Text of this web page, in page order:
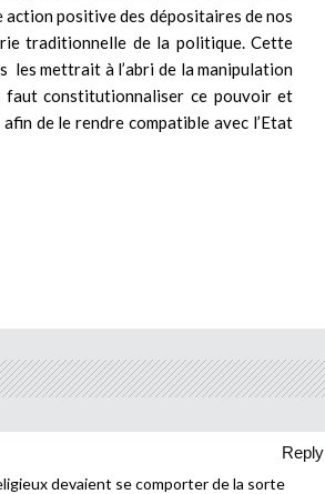
positive des dépositaires de nos
traditionnelle de la politique. Cette
mettrait à l’abri de la manipulation
constitutionnaliser ce pouvoir et
de le rendre compatible avec l’Etat
Reply
devaient se comporter de la sorte